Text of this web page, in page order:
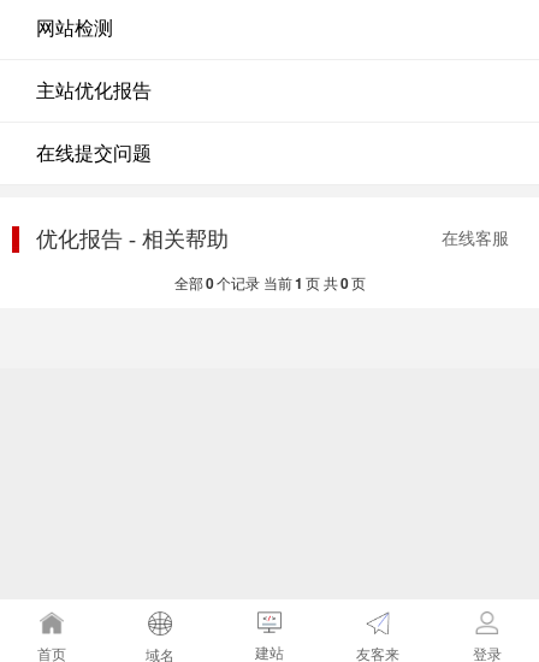
网站检测
主站优化报告
在线提交问题
优化报告 - 相关帮助 在线客服
全部0个记录 当前1 页 共0页
首页 域名 建站 友客来 登录